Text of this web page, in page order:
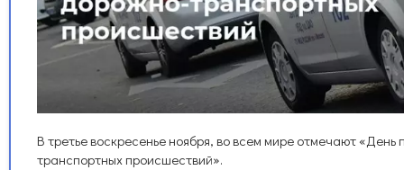
В третье воскресенье ноября, во всем мире отмечают
транспортных происшествий».